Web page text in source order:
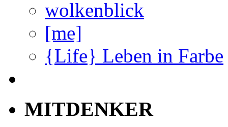
wolkenblick
[me]
{Life} Leben in Farbe
MITDENKER